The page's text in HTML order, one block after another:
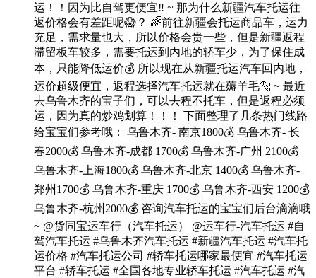
运！！因为比自驾更便宜‼ ~ 那为什么新疆汽车托运往
返价格会有差距呢😱？ 🌈前往新疆会托运商品车，运力
充足，需求量也大，所以价格会贵一些，但是新疆返程
滞留板车较多，需要托运到内地的轿车少，为了保住成
本，只能降低运价💰 所以现在从新疆托运汽车回内地，
运价超级便宜，返程选择汽车托运就在薅羊毛🐅 ~ 最近
去乌鲁木齐的宝子们，可以去程不托车，但是返程必须
运，因为真的炒鸡划算！！！ 下面整理了几条热门线路
给宝宝们参考哦： 乌鲁木齐- 南京1800💰 乌鲁木齐- 长
春2000💰 乌鲁木齐-成都 1700💰 乌鲁木齐-广州 2100💰
乌鲁木齐-上海1800💰 乌鲁木齐-北京 1400💰 乌鲁木齐-
郑州1700💰 乌鲁木齐-重庆 1700💰 乌鲁木齐-西安 1200💰
乌鲁木齐-杭州2000💰 咨询汽车托运的宝宝们后台滴滴哦
~ @货同宝运车行（汽车托运） @运车行-汽车托运 #自
驾汽车托运 #乌鲁木齐汽车托运 #新疆汽车托运 #汽车托
运价格 #汽车托运公司 #轿车托运哪家最便宜 #汽车托运
平台 #轿车托运 #全国各地专业轿车托运 #汽车托运 #汽